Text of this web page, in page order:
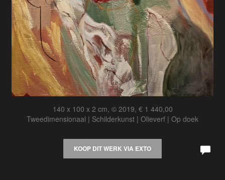
140 x 100 x 2 cm, © 2019, € 1 440,00
Tweedimensionaal | Schilderkunst | Olieverf | Op doek
KOOP DIT WERK VIA EXTO